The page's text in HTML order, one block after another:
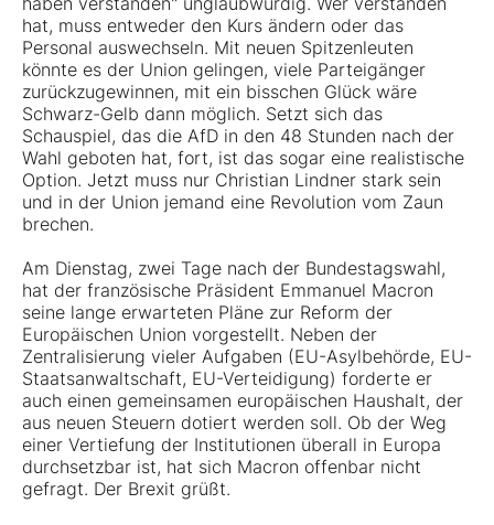
hat, muss entweder den Kurs ändern oder das
Personal auswechseln. Mit neuen Spitzenleuten
könnte es der Union gelingen, viele Parteigänger
zurückzugewinnen, mit ein bisschen Glück wäre
Schwarz-Gelb dann möglich. Setzt sich das
Schauspiel, das die AfD in den 48 Stunden nach der
Wahl geboten hat, fort, ist das sogar eine realistische
Option. Jetzt muss nur Christian Lindner stark sein
und in der Union jemand eine Revolution vom Zaun
brechen.
Am Dienstag, zwei Tage nach der Bundestagswahl,
hat der französische Präsident Emmanuel Macron
seine lange erwarteten Pläne zur Reform der
Europäischen Union vorgestellt. Neben der
Zentralisierung vieler Aufgaben (EU-Asylbehörde, EU-
Staatsanwaltschaft, EU-Verteidigung) forderte er
auch einen gemeinsamen europäischen Haushalt, der
aus neuen Steuern dotiert werden soll. Ob der Weg
einer Vertiefung der Institutionen überall in Europa
durchsetzbar ist, hat sich Macron offenbar nicht
gefragt. Der Brexit grüßt.